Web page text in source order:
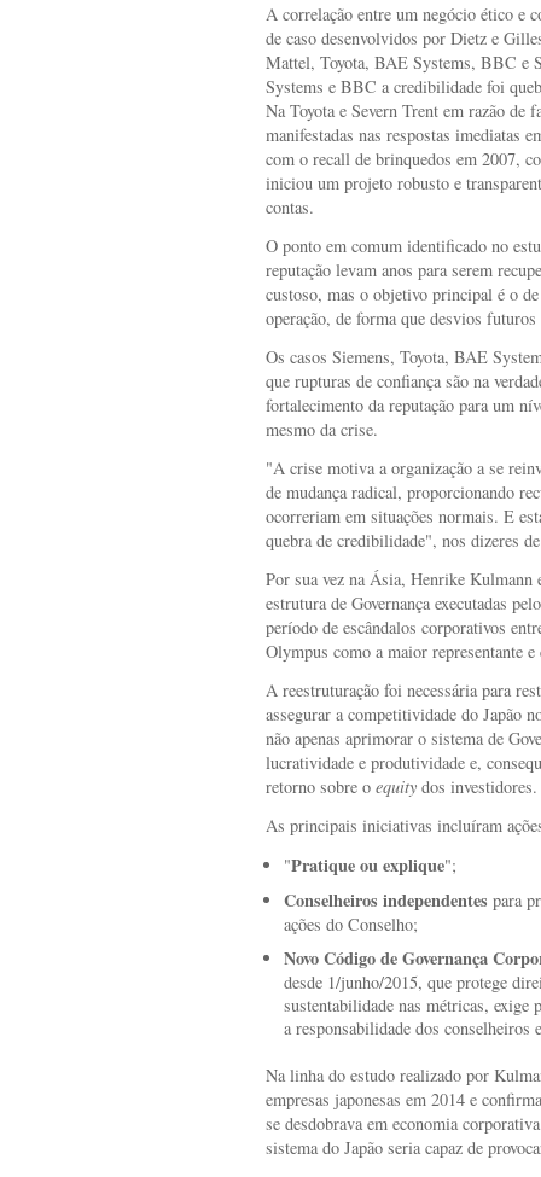
A correlação entre um negócio ético e
de caso desenvolvidos por Dietz e
Mattel, Toyota, BAE Systems, BBC e
Systems e BBC a credibilidade foi
Na Toyota e Severn Trent em razão de
manifestadas nas respostas imediatas
com o recall de brinquedos em 2007,
iniciou um projeto robusto e
contas.
O ponto em comum identificado no
reputação levam anos para serem
custoso, mas o objetivo principal é o
operação, de forma que desvios
Os casos Siemens, Toyota, BAE
que rupturas de confiança são na
fortalecimento da reputação para um
mesmo da crise.
"A crise motiva a organização a se
de mudança radical, proporcionando
ocorreriam em situações normais. E
quebra de credibilidade", nos dizeres
Por sua vez na Ásia, Henrike Kulmann
estrutura de Governança executadas
período de escândalos corporativos
Olympus como a maior representante
A reestruturação foi necessária para
assegurar a competitividade do Japão
não apenas aprimorar o sistema de
lucratividade e produtividade e,
retorno sobre o equity dos investidores.
As principais iniciativas incluíram
"Pratique ou explique";
Conselheiros independentes para
ações do Conselho;
Novo Código de Governança
desde 1/junho/2015, que protege
sustentabilidade nas métricas, exige
a responsabilidade dos conselheiros
Na linha do estudo realizado por
empresas japonesas em 2014 e
se desdobrava em economia
sistema do Japão seria capaz de